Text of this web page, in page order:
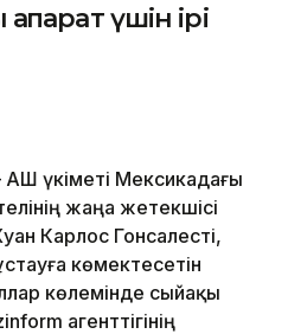
үшін ірі
үкіметі Мексикадағы
жаңа жетекшісі
Карлос Гонсалесті,
көмектесетін
көлемінде сыйақы
агенттігінің